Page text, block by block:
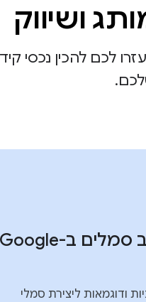
ושיווק
לכם להכין נכסי
מפרטי עיצוב סמלים ב-Google
ודוגמאות ליצירת סמלי